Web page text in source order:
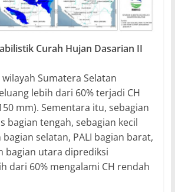
Curah Hujan Dasarian II
Sumatera Selatan
lebih dari 60% terjadi CH
mm). Sementara itu, sebagian
bagian tengah, sebagian kecil
selatan, PALI bagian barat,
bagian utara diprediksi
dari 60% mengalami CH rendah